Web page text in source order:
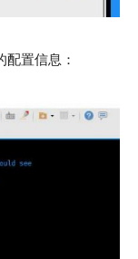
置信息：